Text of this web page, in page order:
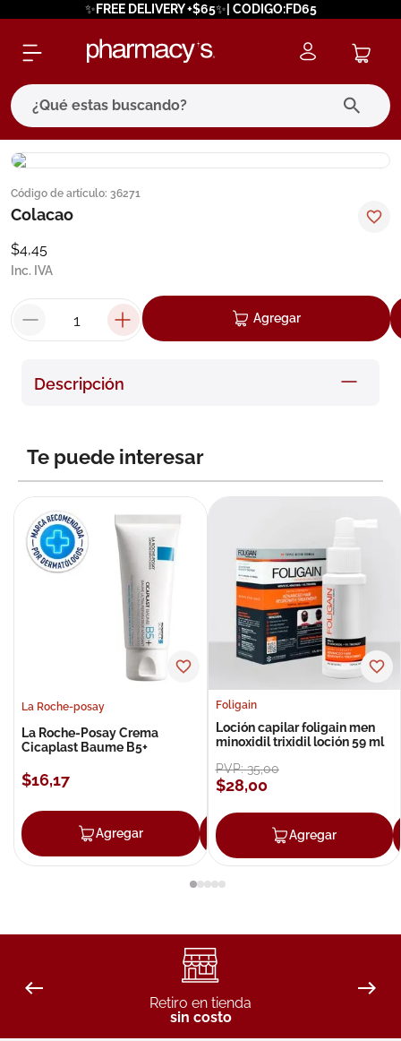
✨FREE DELIVERY +$65✨| CODIGO:FD65
¿Qué estas buscando?
Código de artículo: 36271
Colacao
$4,45
Inc. IVA
Agregar
Descripción
Te puede interesar
La Roche-posay
La Roche-Posay Crema
Cicaplast Baume B5+
$16,17
Agregar Agregar
Foligain
Loción capilar foligain men
minoxidil trixidil loción 59 ml
PVP:35,00
$28,00
Agregar
Retiro en tienda
sin costo
términos más buscados
1. eucerin
3
cerave
7. isdin
10.pañales